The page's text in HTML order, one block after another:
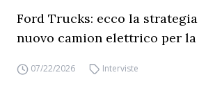
Ford Trucks: ecco la strategia
nuovo camion elettrico per
07/22/2026 Interviste